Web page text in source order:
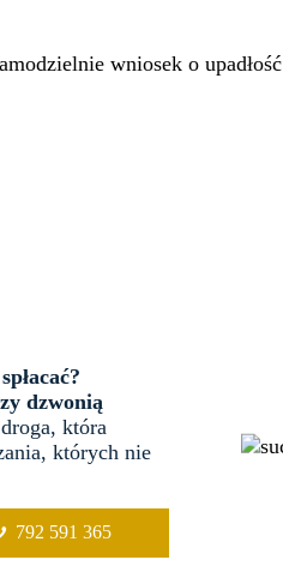
wniosek o upadłość
dzwonią
która
których nie
792 591 365